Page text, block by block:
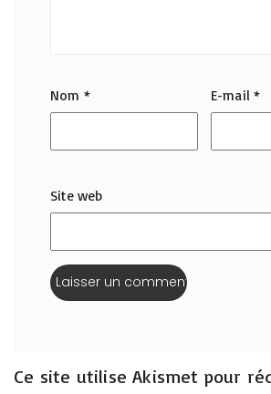
Nom * E-mail*
Site web
Ce site utilise Akismet pour